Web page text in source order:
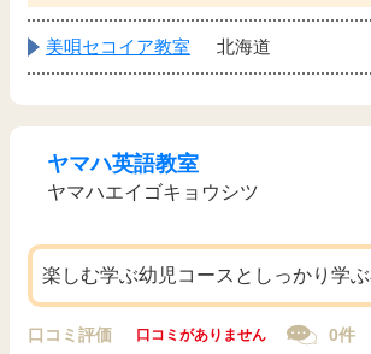
美唄セコイア教室 北海道
ヤマハ英語教室
ヤマハエイゴキョウシツ
楽しむ学ぶ幼児コースとしっかり学
口コミ評価 口コミがありません 0件